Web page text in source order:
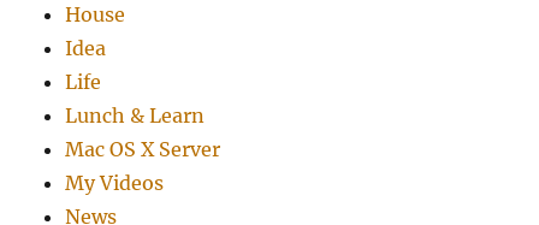
House
Idea
Life
Lunch & Learn
Mac OS X Server
My Videos
News